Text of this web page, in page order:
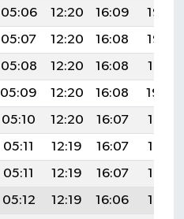
05:06 12:20 16:09
19:23
05:07 12:20 16:08
19:22
05:08 12:20 16:08
19:21
05:09 12:20 16:08
19:20
05:10 12:20 16:07
19:19
05:11 12:19 16:07
19:18
05:11 12:19 16:07
19:17
05:12 12:19 16:06
19:16